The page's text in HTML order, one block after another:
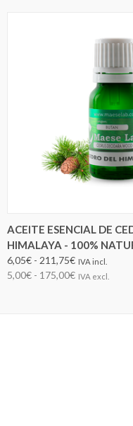
ELEGIR
ACEITE ESENCIAL DE
HIMALAYA - 100%
6,05€ - 211,75€ IVA incl.
5,00€ - 175,00€ IVA excl.